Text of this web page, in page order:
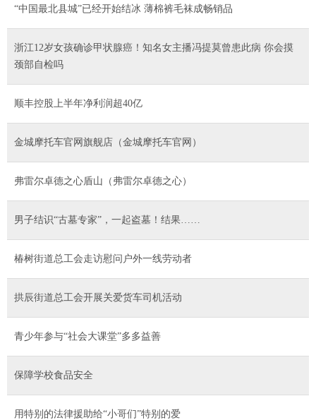
“中国最北县城”已经开始结冰 薄棉裤毛袜成畅销品
浙江12岁女孩确诊甲状腺癌！知名女主播冯提莫曾患此病 你会摸
颈部自检吗
顺丰控股上半年净利润超40亿
金城摩托车官网旗舰店（金城摩托车官网）
弗雷尔卓德之心盾山（弗雷尔卓德之心）
男子结识“古墓专家”，一起盗墓！结果……
椿树街道总工会走访慰问户外一线劳动者
拱辰街道总工会开展关爱货车司机活动
青少年参与“社会大课堂”多多益善
保障学校食品安全
用特别的法律援助给“小哥们”特别的爱